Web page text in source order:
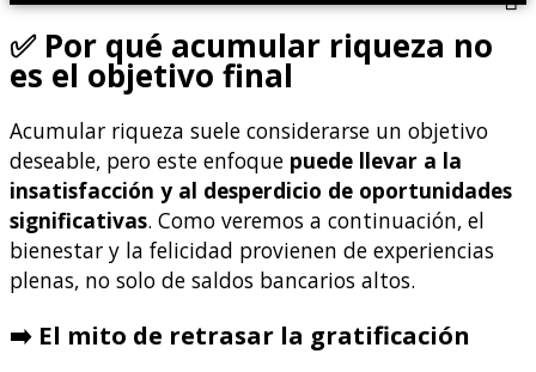
✅ Por qué acumular riqueza no
es el objetivo final
Acumular riqueza suele considerarse un objetivo
deseable, pero este enfoque puede llevar a la
insatisfacción y al desperdicio de oportunidades
significativas. Como veremos a continuación, el
bienestar y la felicidad provienen de experiencias
plenas, no solo de saldos bancarios altos.
➡️ El mito de retrasar la gratificación